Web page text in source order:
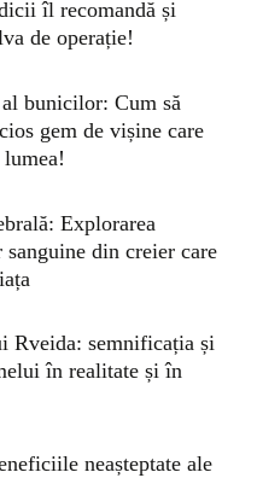
îl recomandă și
de operație!
bunicilor: Cum să
gem de vișine care
Explorarea
sanguine din creier care
Rveida: semnificația și
în realitate și în
neașteptate ale